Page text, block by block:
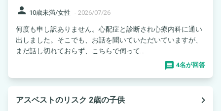
person 10歳未満/女性 - 2026/07/26
何度も申し訳ありません。心配症と診断され心療内科に通い
出しました。そこでも、お話を聞いていただいていますが、
まだ話し切れておらず、こちらで伺って...
4名が回答
アスベストのリスク 2歳の子供
navigate_next